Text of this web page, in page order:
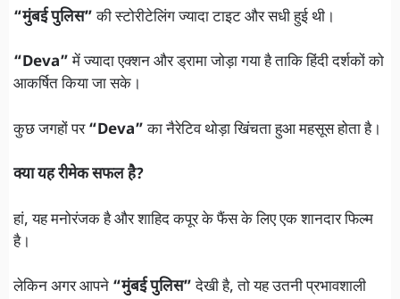
“मुंबई पुलिस”की स्टोरीटेलिंग ज्यादा टाइट और सधी हुई थी।
“Deva”में ज्यादा एक्शन और ड्रामा जोड़ा गया है ताकि हिंदी दर्शकों को
आकर्षित किया जा सके।
कुछ जगहों पर“Deva”का नैरेटिव थोड़ा खिंचता हुआ महसूस होता है।
क्या यह रीमेक सफल है?
हां, यह मनोरंजक है और शाहिद कपूर के फैंस के लिए एक शानदार फिल्म
है।
लेकिन अगर आपने “मुंबई पुलिस”देखी है, तो यह उतनी प्रभावशाली